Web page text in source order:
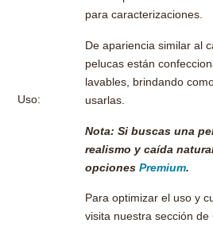
Uso:
para caracterizaciones.
De apariencia similar al
pelucas están
lavables, brindando
usarlas.
Nota: Si buscas una
realismo y caída
opciones Premium.
Para optimizar el uso y
visita nuestra sección de